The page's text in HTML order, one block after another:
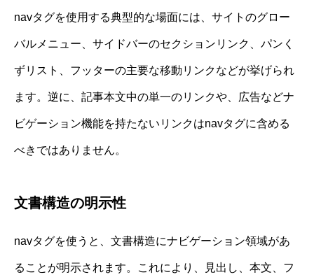
navタグを使用する典型的な場面には、サイトのグロー
バルメニュー、サイドバーのセクションリンク、パンく
ずリスト、フッターの主要な移動リンクなどが挙げられ
ます。逆に、記事本文中の単一のリンクや、広告などナ
ビゲーション機能を持たないリンクはnavタグに含める
べきではありません。
文書構造の明示性
navタグを使うと、文書構造にナビゲーション領域があ
ることが明示されます。これにより、見出し、本文、フ